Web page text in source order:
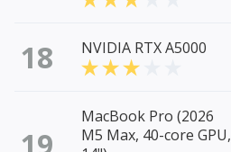
18 NVIDIA RTX A5000
MacBook Pro (2026
M5 Max, 40-core GPU,